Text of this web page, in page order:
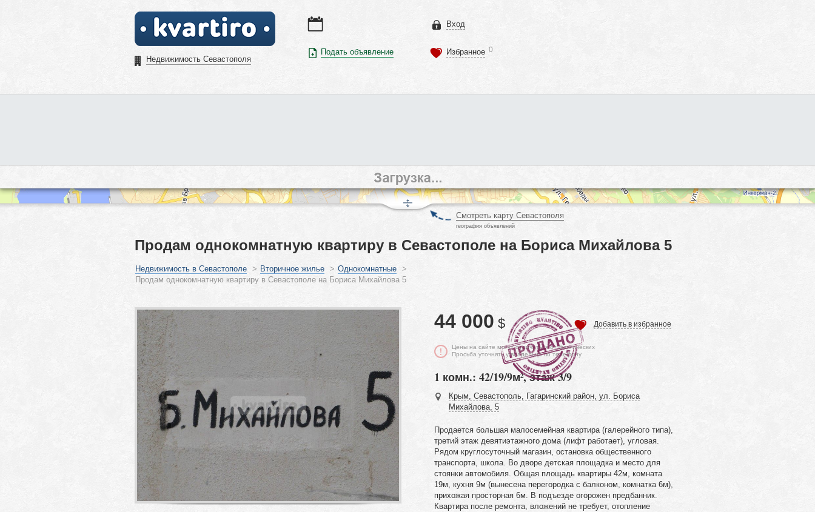
Недвижимость Севастополя
Подать объявление
Вход
Избранное 0
Смотреть карту Севастополя
география объявлений
Продам однокомнатную квартиру в Севастополе на Бориса Михайлова 5
Недвижимость в Севастополе > Вторичное жилье > Однокомнатные >
Продам однокомнатную квартиру в Севастополе на Бориса Михайлова 5
44 000 $ Добавить в избранное
Цены на сайте могут отличаться от фактических
Просьба уточнять у владельца по телефону
1 комн.: 42/19/9м², этаж 3/9
Крым, Севастополь, Гагаринский район, ул. Бориса
Михайлова, 5
Продается большая малосемейная квартира (галерейного типа),
третий этаж девятиэтажного дома (лифт работает), угловая.
Рядом круглосуточный магазин, остановка общественного
транспорта, школа. Во дворе детская площадка и место для
стоянки автомобиля. Общая площадь квартиры 42м, комната
19м, кухня 9м (вынесена перегородка с балконом, комнатка 6м),
прихожая просторная 6м. В подъезде огорожен предбанник.
Квартира после ремонта, вложений не требует, отопление